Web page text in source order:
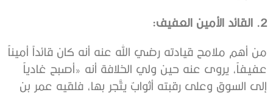
2. القائد الأمين العفيف:
من أهم ملامح قيادته رضي الله عنه أنه كان قائداً أميناً
عفيفاً، يروى عنه حين ولي الخلافة أنه «أصبح غادياً
إلى السوق وعلى رقبته أثوابٌ يتَّجر بها، فلقيه عمر بن